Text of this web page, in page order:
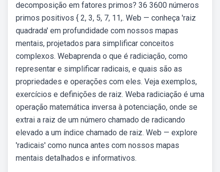
decomposição em fatores primos? 36 3600 números
primos positivos { 2, 3, 5, 7, 11,. Web — conheça 'raiz
quadrada' em profundidade com nossos mapas
mentais, projetados para simplificar conceitos
complexos. Webaprenda o que é radiciação, como
representar e simplificar radicais, e quais são as
propriedades e operações com eles. Veja exemplos,
exercícios e definições de raiz. Weba radiciação é uma
operação matemática inversa à potenciação, onde se
extrai a raiz de um número chamado de radicando
elevado a um índice chamado de raiz. Web — explore
'radicais' como nunca antes com nossos mapas
mentais detalhados e informativos.